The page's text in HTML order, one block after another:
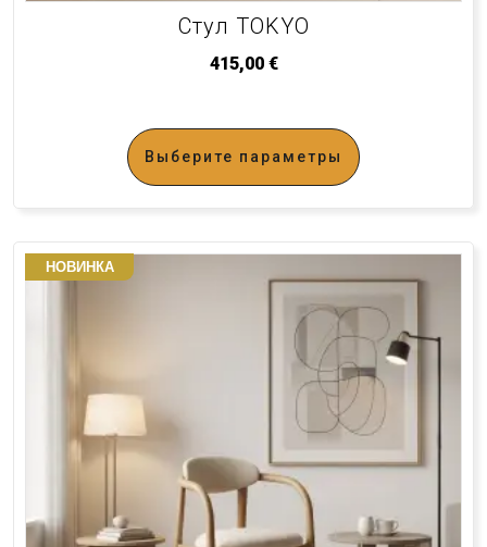
Стул TOKYO
415,00 €
Выберите параметры
НОВИНКА